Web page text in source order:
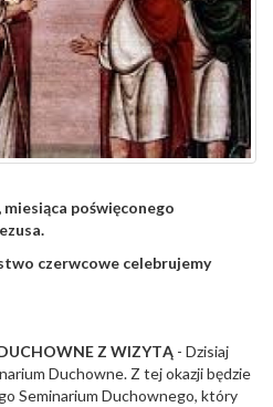
poświęconego
czerwcowe celebrujemy
Z WIZYTĄ - Dzisiaj
Duchowne. Z tej okazji będzie
Seminarium Duchownego, który